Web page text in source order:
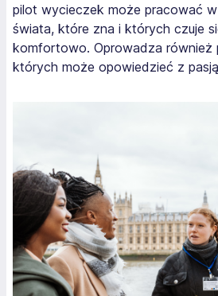
pilot wycieczek może pracować
świata, które zna i których czuje
komfortowo. Oprowadza również
których może opowiedzieć z